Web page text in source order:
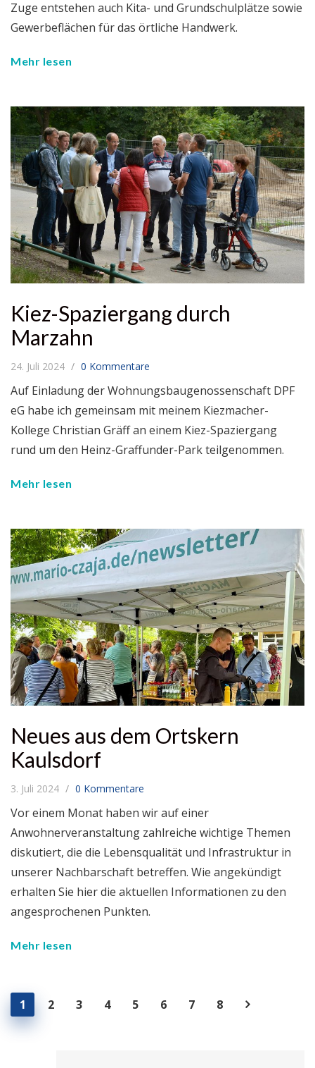
Zuge entstehen auch Kita- und Grundschulplätze sowie
Gewerbeflächen für das örtliche Handwerk.
Mehr lesen
Kiez-Spaziergang durch
Marzahn
24. Juli 2024 0 Kommentare
Auf Einladung der Wohnungsbaugenossenschaft DPF
eG habe ich gemeinsam mit meinem Kiezmacher-
Kollege Christian Gräff an einem Kiez-Spaziergang
rund um den Heinz-Graffunder-Park teilgenommen.
Mehr lesen
Neues aus dem Ortskern
Kaulsdorf
3. Juli 2024 0 Kommentare
Vor einem Monat haben wir auf einer
Anwohnerveranstaltung zahlreiche wichtige Themen
diskutiert, die die Lebensqualität und Infrastruktur in
unserer Nachbarschaft betreffen. Wie angekündigt
erhalten Sie hier die aktuellen Informationen zu den
angesprochenen Punkten.
Mehr lesen
1 2 3 4 5 6 7 8